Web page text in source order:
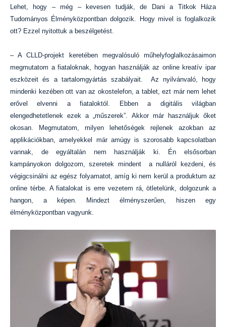
Lehet, hogy – még – kevesen tudják, de Dani a Titkok Háza
Tudományos Élményközpontban dolgozik. Hogy mivel is foglalkozik
ott? Ezzel nyitottuk a beszélgetést.
– A CLLD-projekt keretében megvalósuló műhelyfoglalkozásaimon
megmutatom a fiataloknak, hogyan használják az online kreatív ipar
eszközeit és a tartalomgyártás szabályait. Az nyilvánvaló, hogy
mindenki kezében ott van az okostelefon, a tablet, ezt már nem lehet
erővel elvenni a fiataloktól. Ebben a digitális világban
elengedhetetlenek ezek a „műszerek”. Akkor már használjuk őket
okosan. Megmutatom, milyen lehetőségek rejlenek azokban az
applikációkban, amelyekkel már amúgy is szorosabb kapcsolatban
vannak, de egyáltalán nem használják ki. Én elsősorban
kampányokon dolgozom, szeretek mindent a nulláról kezdeni, és
végigcsinálni az egész folyamatot, amíg ki nem kerül a produktum az
online térbe. A fiatalokat is erre vezetem rá, ötletelünk, dolgozunk a
hangon, a képen. Mindezt élményszerűen, hiszen egy
élményközpontban vagyunk.